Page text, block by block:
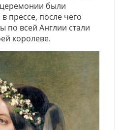
были
прессе, после чего
по всей Англии стали
королеве.